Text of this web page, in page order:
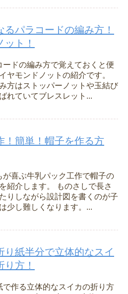
るパラコードの編み方！
ト！
ードの編み方で覚えておくと便
ヤモンドノットの紹介です。
方はストッパーノットや玉結び
れていてブレスレット...
！簡単！帽子を作る方
が喜ぶ牛乳パック工作で帽子の
紹介します。 ものさしで長さ
りしながら設計図を書くのが子
少し難しくなります。...
り紙半分で立体的なスイ
方！
で作る立体的なスイカの折り方